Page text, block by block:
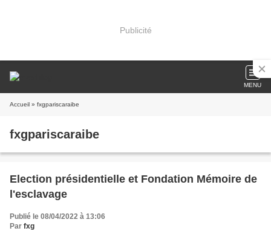
Publicité
MENU
Accueil » fxgpariscaraibe
fxgpariscaraibe
Election présidentielle et Fondation Mémoire de
l'esclavage
Publié le 08/04/2022 à 13:06
Par fxg